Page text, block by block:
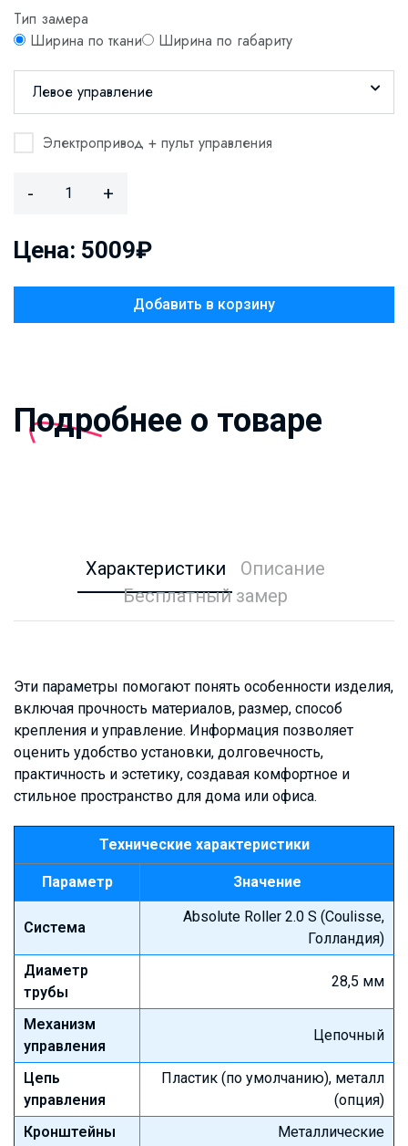
Тип замера
Ширина по ткани
Ширина по габариту
Левое управление
Электропривод + пульт управления
- +
Цена: 5009₽
Добавить в корзину
Подробнее о товаре
Характеристики
Описание
Бесплатный замер
Эти параметры помогают понять особенности изделия,
включая прочность материалов, размер, способ
крепления и управление. Информация позволяет
оценить удобство установки, долговечность,
практичность и эстетику, создавая комфортное и
стильное пространство для дома или офиса.
Технические характеристики
Параметр Значение
Система
Absolute Roller 2.0 S (Coulisse,
Голландия)
Диаметр
трубы
28,5 мм
Механизм
управления
Цепочный
Цепь
управления
Пластик (по умолчанию), металл
(опция)
Кронштейны
Металлические